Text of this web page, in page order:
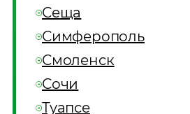
Сеща
Симферополь
Смоленск
Сочи
Туапсе